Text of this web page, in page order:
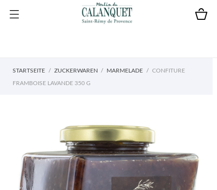
STARTSEITE ZUCKERWAREN MARMELADE CONFITURE
FRAMBOISE LAVANDE 350 G